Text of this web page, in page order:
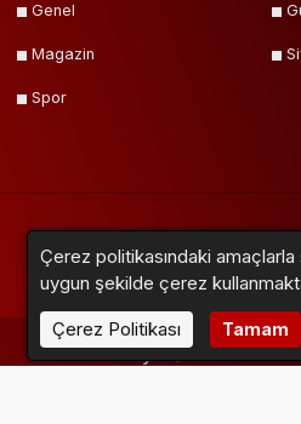
Genel
Magazin
Spor
YazarlarVideolarGaleriler
Neox Medya © 2018 - 2024.
Çerez politikasındaki amaçlarla
uygun şekilde çerez
Çerez Politikası
Tamam